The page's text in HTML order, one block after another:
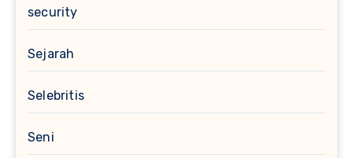
security
Sejarah
Selebritis
Seni